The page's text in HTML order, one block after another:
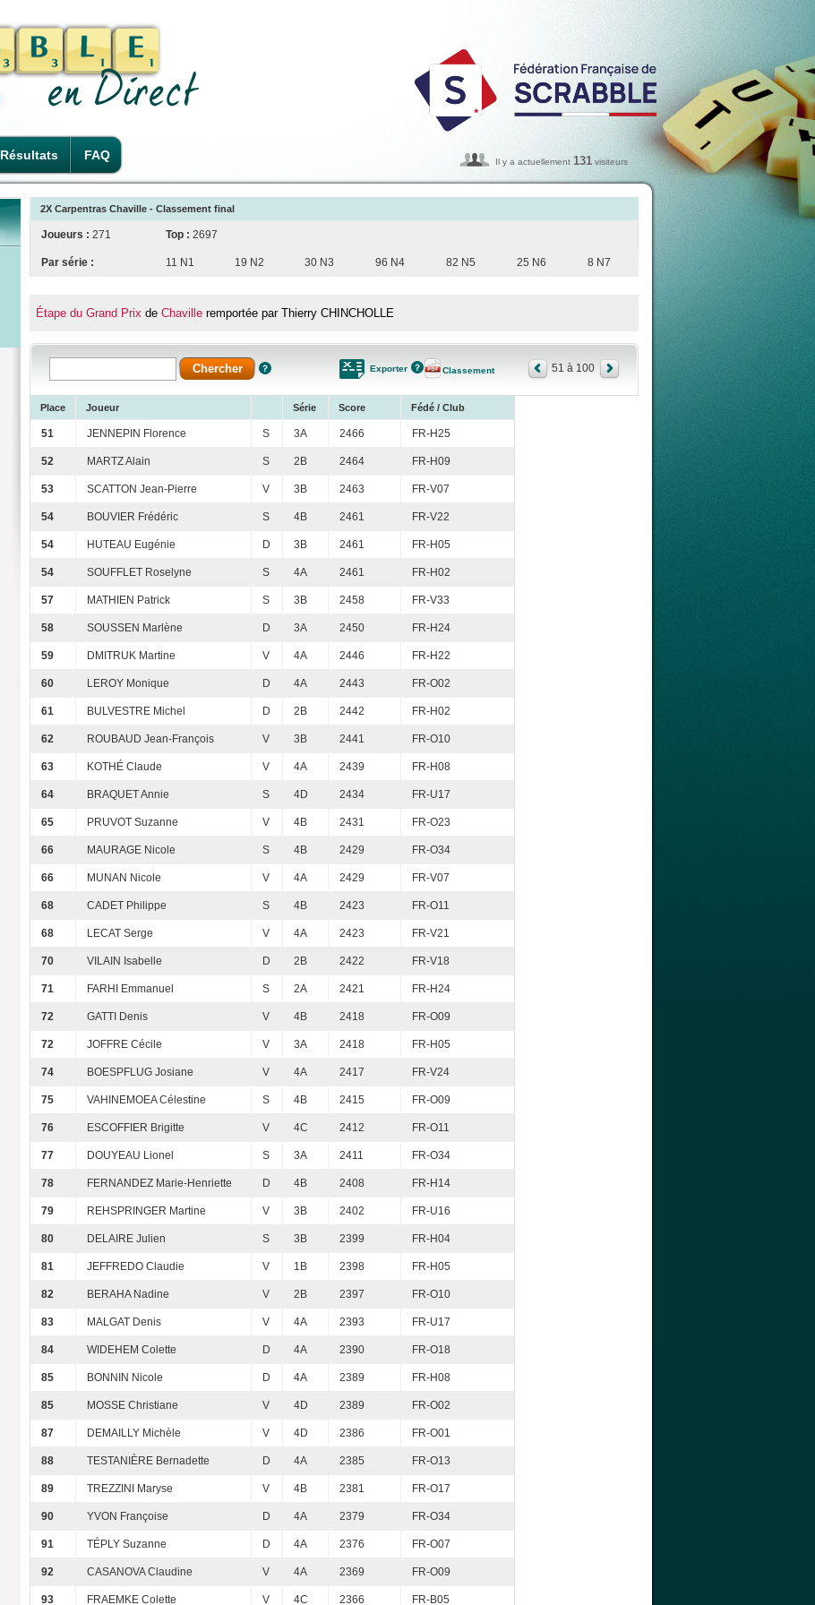
Résultats FAQ Il y a actuellement 131 visiteurs
2X Carpentras Chaville - Classement final
Joueurs : 271 Top : 2697
Par série : 11 N1 19 N2 30 N3 96 N4 82 N5 25 N6 8 N7
Étape du Grand Prix de Chavilleremportée par Thierry CHINCHOLLE
Exporter Classement 51 à 100
Place Joueur Série Score Fédé / Club
51 JENNEPIN Florence S 3A 2466 FR-H25
52 MARTZ Alain S 2B 2464 FR-H09
53 SCATTON Jean-Pierre V 3B 2463 FR-V07
54 BOUVIER Frédéric S 4B 2461 FR-V22
54 HUTEAU Eugénie D 3B 2461 FR-H05
54 SOUFFLET Roselyne S 4A 2461 FR-H02
57 MATHIEN Patrick S 3B 2458 FR-V33
58 SOUSSEN Marlène D 3A 2450 FR-H24
59 DMITRUK Martine V 4A 2446 FR-H22
60 LEROY Monique D 4A 2443 FR-O02
61 BULVESTRE Michel D 2B 2442 FR-H02
62 ROUBAUD Jean-François V 3B 2441 FR-O10
63 KOTHÉ Claude V 4A 2439 FR-H08
64 BRAQUET Annie S 4D 2434 FR-U17
65 PRUVOT Suzanne V 4B 2431 FR-O23
66 MAURAGE Nicole S 4B 2429 FR-O34
66 MUNAN Nicole V 4A 2429 FR-V07
68 CADET Philippe S 4B 2423 FR-O11
68 LECAT Serge V 4A 2423 FR-V21
70 VILAIN Isabelle D 2B 2422 FR-V18
71 FARHI Emmanuel S 2A 2421 FR-H24
72 GATTI Denis V 4B 2418 FR-O09
72 JOFFRE Cécile V 3A 2418 FR-H05
74 BOESPFLUG Josiane V 4A 2417 FR-V24
75 VAHINEMOEA Célestine S 4B 2415 FR-O09
76 ESCOFFIER Brigitte V 4C 2412 FR-O11
77 DOUYEAU Lionel S 3A 2411 FR-O34
78 FERNANDEZ Marie-Henriette D 4B 2408 FR-H14
79 REHSPRINGER Martine V 3B 2402 FR-U16
80 DELAIRE Julien S 3B 2399 FR-H04
81 JEFFREDO Claudie V 1B 2398 FR-H05
82 BERAHA Nadine V 2B 2397 FR-O10
83 MALGAT Denis V 4A 2393 FR-U17
84 WIDEHEM Colette D 4A 2390 FR-O18
85 BONNIN Nicole D 4A 2389 FR-H08
85 MOSSE Christiane V 4D 2389 FR-O02
87 DEMAILLY Michèle V 4D 2386 FR-O01
88 TESTANIÈRE Bernadette D 4A 2385 FR-O13
89 TREZZINI Maryse V 4B 2381 FR-O17
90 YVON Françoise D 4A 2379 FR-O34
91 TÉPLY Suzanne D 4A 2376 FR-O07
92 CASANOVA Claudine V 4A 2369 FR-O09
93 FRAEMKE Colette V 4C 2366 FR-B05